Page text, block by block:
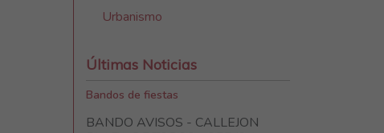
Urbanismo
Últimas Noticias
Bandos de fiestas
BANDO AVISOS - CALLEJON